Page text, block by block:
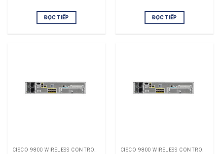
ĐỌC TIẾP ĐỌC TIẾP
CISCO 9800 WIRELESS CONTROLLER CISCO 9800 WIRELESS CONTROLLER